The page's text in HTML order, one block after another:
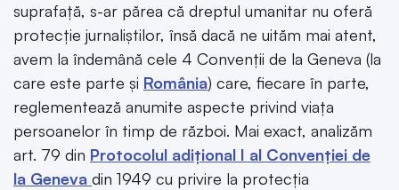
suprafață, s-ar părea că dreptul umanitar nu oferă
protecție jurnaliștilor, însă dacă ne uităm mai atent,
avem la îndemână cele 4 Convenții de la Geneva (la
care este parte și România) care, fiecare în parte,
reglementează anumite aspecte privind viața
persoanelor în timp de război. Mai exact, analizăm
art. 79 din Protocolul adițional I al Convenției de
la Geneva din 1949 cu privire la protecția